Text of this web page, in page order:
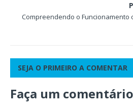
Compreendendo o Funcionamento
SEJA O PRIMEIRO A COMENTAR
Faça um comentário